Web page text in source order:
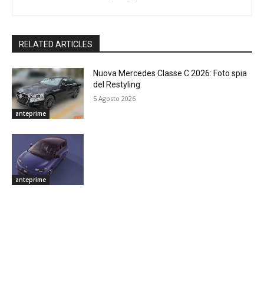
RELATED ARTICLES
anteprime
Nuova Mercedes Classe C 2026: Foto spia
del Restyling
5 Agosto 2026
anteprime